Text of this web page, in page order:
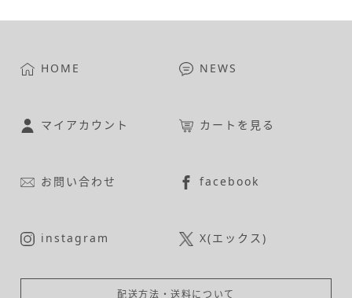
HOME NEWS
マイアカウント カートを見る
お問い合わせ facebook
instagram X(エックス)
配送方法・送料について